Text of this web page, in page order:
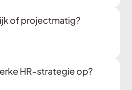
of projectmatig?
HR-strategie op?